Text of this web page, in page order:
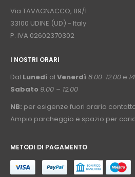
Via TAVAGNACCO, 89/1
33100 UDINE (UD) - Italy
P. IVA 02602370302
I NOSTRI ORARI
Dal Lunedì al Venerdì 8.00-12.00 e
Sabato 9.00 – 12.00
NB: per esigenze fuori orario
Ampio parcheggio e spazio per
METODI DI PAGAMENTO